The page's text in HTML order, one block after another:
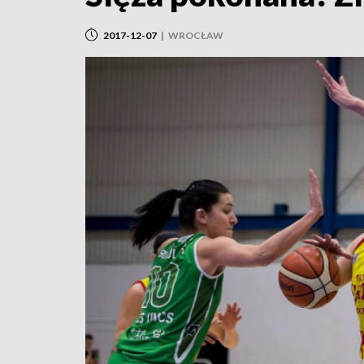
2017-12-07 | WROCŁAW